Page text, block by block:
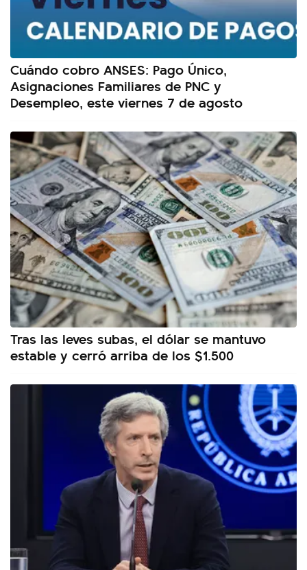
Cuándo cobro ANSES: Pago Único,
Asignaciones Familiares de PNC y
Desempleo, este viernes 7 de agosto
Tras las leves subas, el dólar se mantuvo
estable y cerró arriba de los $1.500